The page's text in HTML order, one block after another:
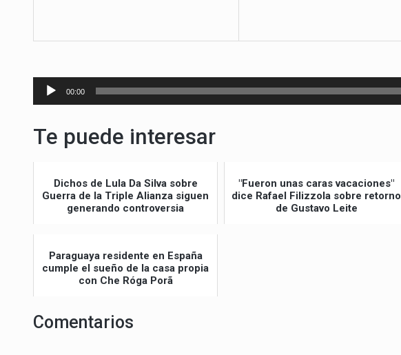
Reproductor
de
00:00
Te puede interesar
Dichos de Lula Da Silva sobre
Guerra de la Triple Alianza siguen
generando controversia
"Fueron unas caras vacaciones"
dice Rafael Filizzola sobre retorno
de Gustavo Leite
Paraguaya residente en España
cumple el sueño de la casa propia
con Che Róga Porã
Comentarios